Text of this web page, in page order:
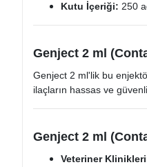
Kutu İçeriği: 250
Genject 2 ml
Genject 2 ml'lik bu
ilaçların hassas ve
Genject 2 ml
Veteriner